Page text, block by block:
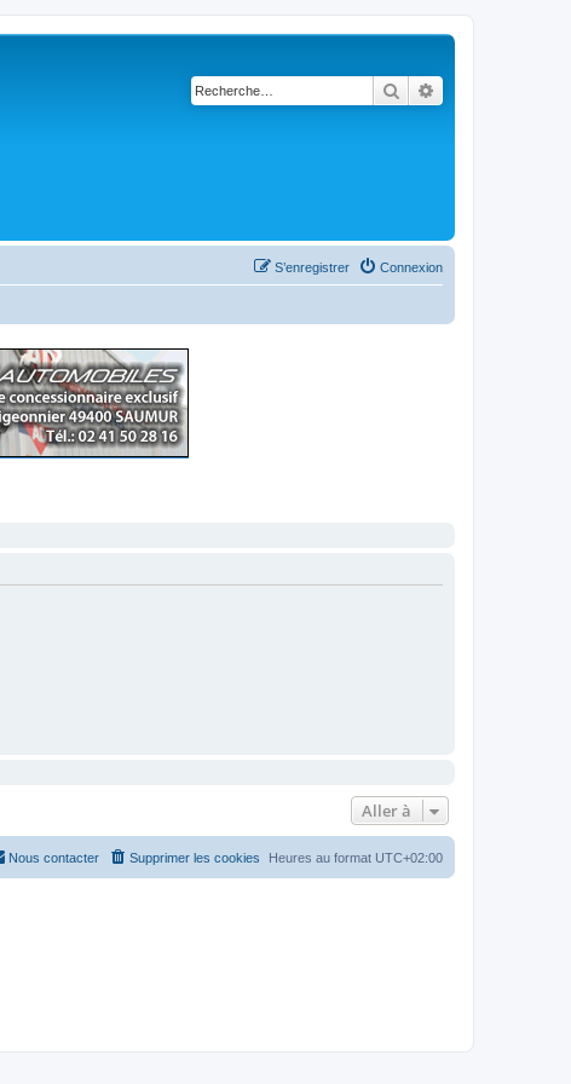
Rechercher
Connexion
S’enregistrer
Aller à
Heures au format UTC+02:00
Supprimer les cookies
Nous contacter